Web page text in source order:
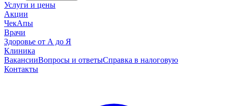
Услуги и цены
Акции
ЧекАпы
Врачи
Здоровье от А до Я
Клиника
ВакансииВопросы и ответыСправка в налоговую
Контакты